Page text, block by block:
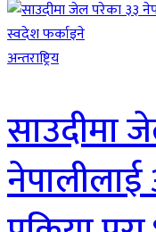
अन्तराष्ट्रिय
साउदीमा